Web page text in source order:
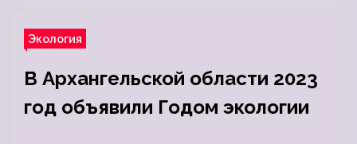
Экология
В Архангельской области 2023
год объявили Годом экологии